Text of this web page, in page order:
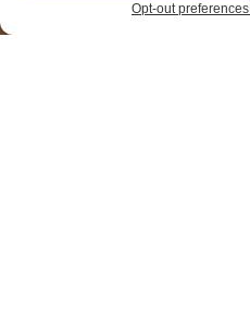
Opt-out preferences